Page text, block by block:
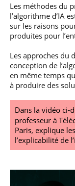
Les méthodes du
l’algorithme d’IA
sur les raisons
produites pour
Les approches du
conception de
en même temps
à produire des
Dans la vidéo ci-
professeur à
Paris, explique
l’explicabilité de